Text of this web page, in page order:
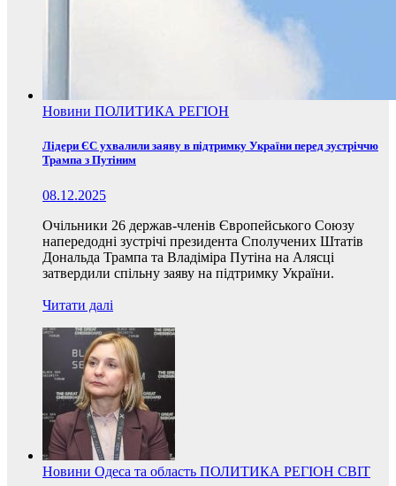
Новини ПОЛИТИКА РЕГІОН
Лідери ЄС ухвалили заяву в підтримку України перед зустріччю
Трампа з Путіним
08.12.2025
Очільники 26 держав-членів Європейського Союзу
напередодні зустрічі президента Сполучених Штатів
Дональда Трампа та Владіміра Путіна на Алясці
затвердили спільну заяву на підтримку України.
Читати далі
Новини Одеса та область ПОЛИТИКА РЕГІОН СВІТ